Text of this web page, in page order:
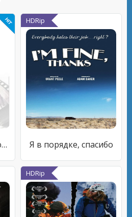
Criminal Minds Season 7: Minds' Eye - Implosion
HDRip
Я в порядке, спасибо
HDRip